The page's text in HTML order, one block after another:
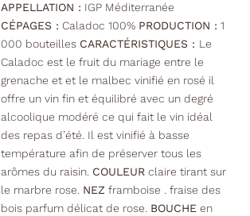
APPELLATION : IGP Méditerranée
CÉPAGES : Caladoc 100% PRODUCTION : 1
000 bouteilles CARACTÉRISTIQUES : Le
Caladoc est le fruit du mariage entre le
grenache et et le malbec vinifié en rosé il
offre un vin fin et équilibré avec un degré
alcoolique modéré ce qui fait le vin idéal
des repas d’été. Il est vinifié à basse
température afin de préserver tous les
arômes du raisin. COULEUR claire tirant sur
le marbre rose. NEZ framboise . fraise des
bois parfum délicat de rose. BOUCHE en